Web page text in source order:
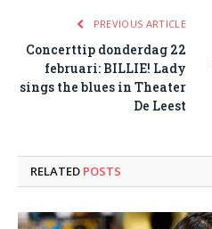
PREVIOUS ARTICLE
Concerttip donderdag 22
februari: BILLIE! Lady
sings the blues in Theater
De Leest
RELATED POSTS